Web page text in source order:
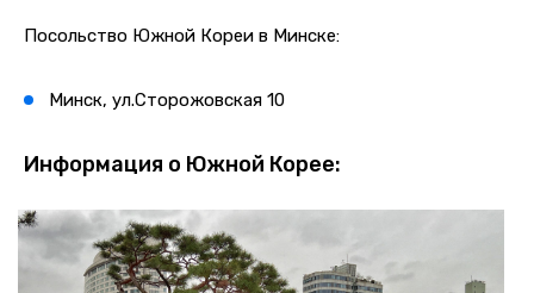
Посольство Южной Кореи в Минске:
Минск, ул.Сторожовская 10
Информация о Южной Корее: